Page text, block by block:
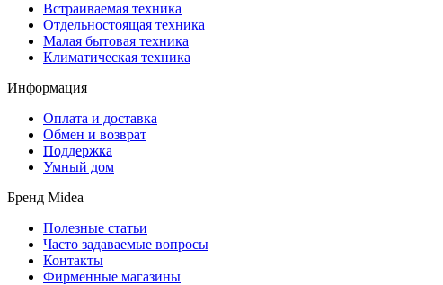
Встраиваемая техника
Отдельностоящая техника
Малая бытовая техника
Климатическая техника
Информация
Оплата и доставка
Обмен и возврат
Поддержка
Умный дом
Бренд Midea
Полезные статьи
Часто задаваемые вопросы
Контакты
Фирменные магазины